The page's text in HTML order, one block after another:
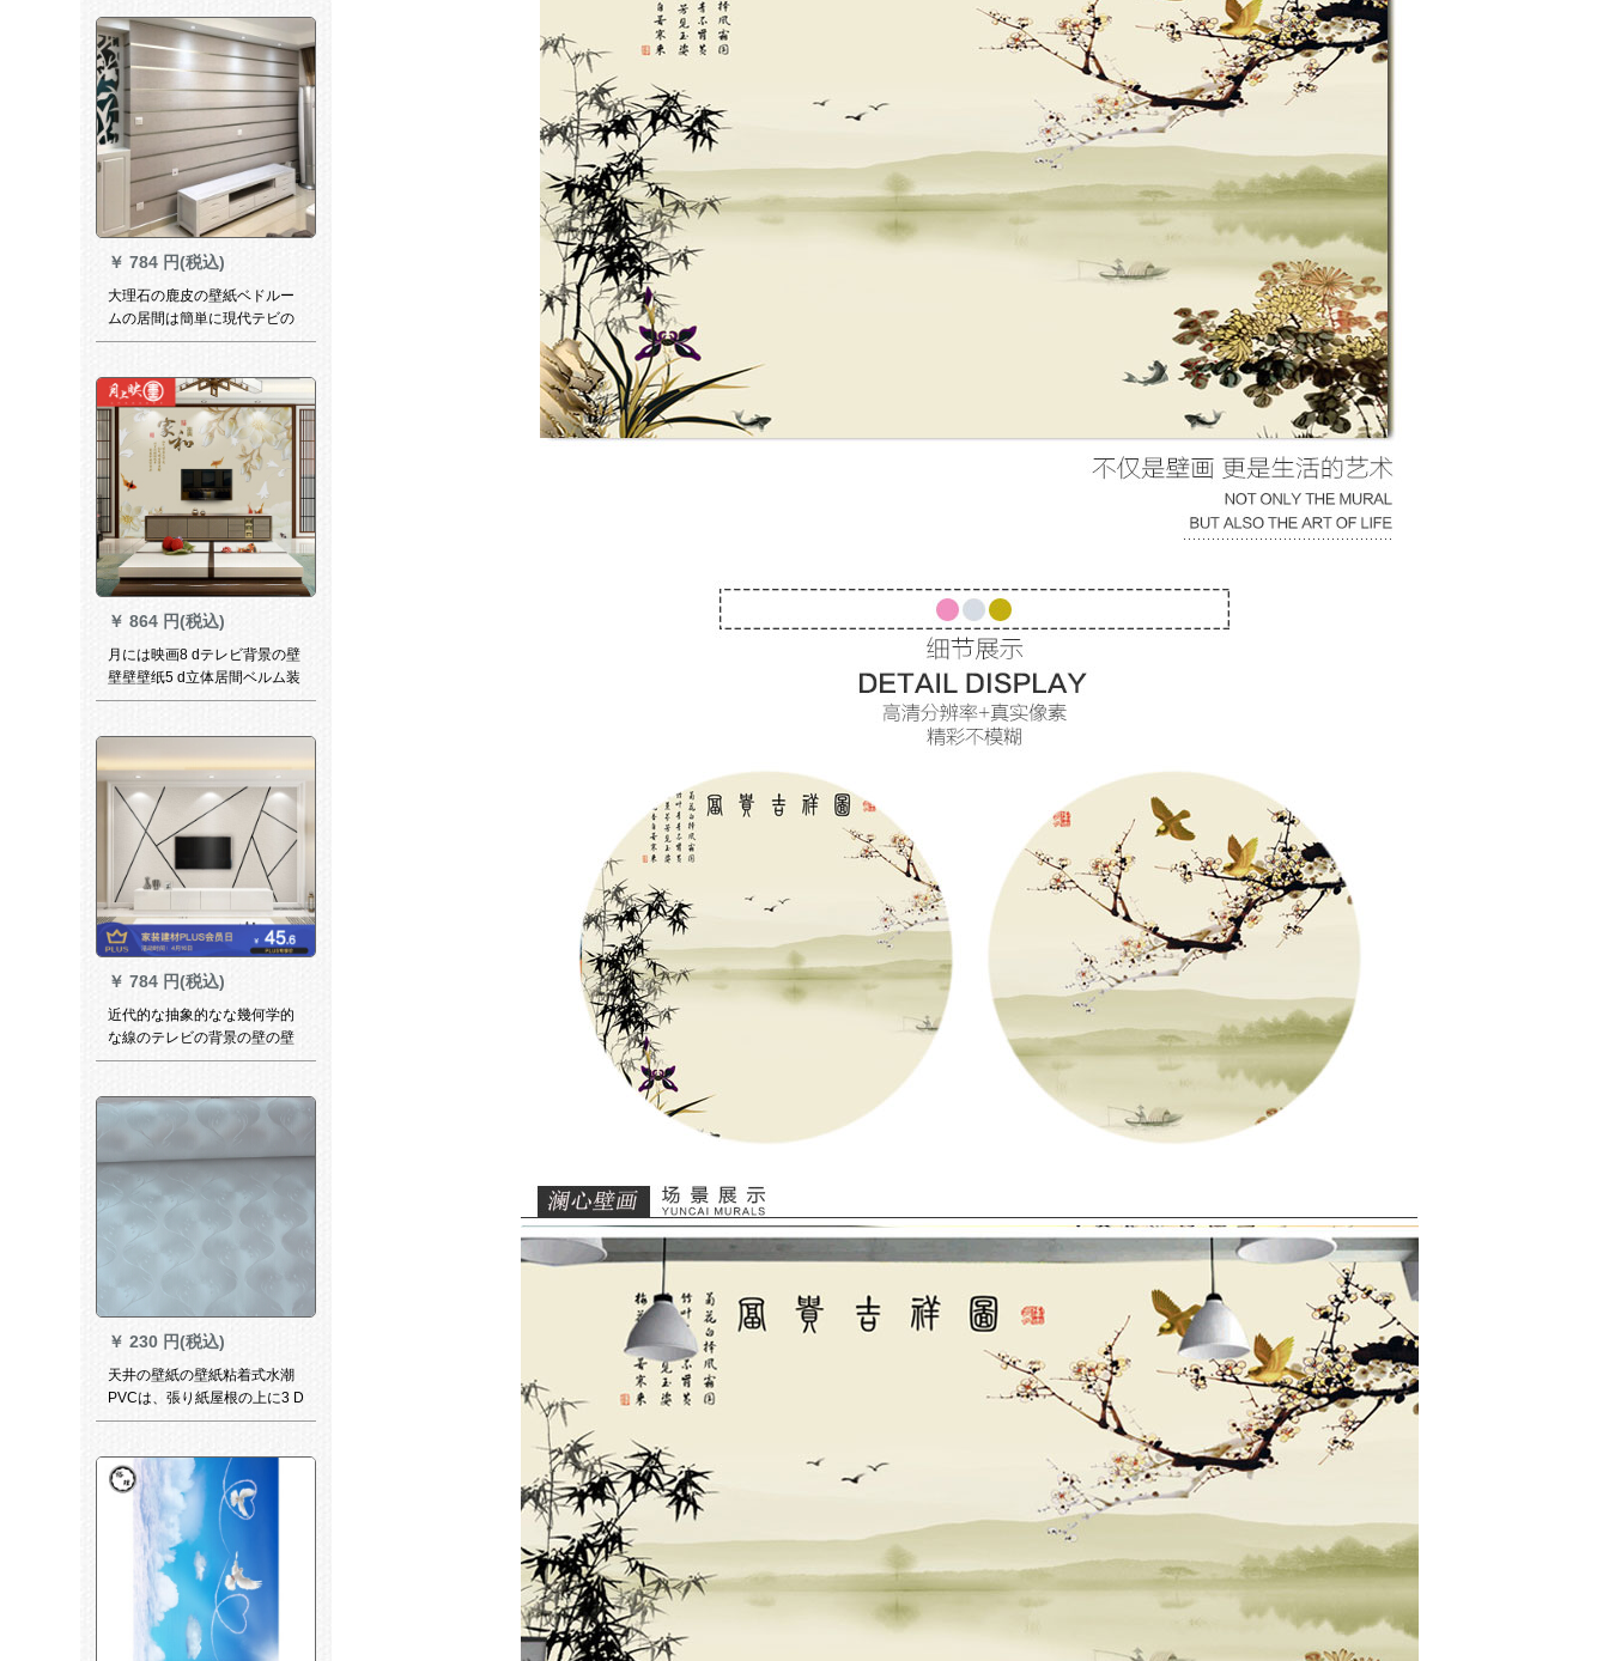
￥ 784 円(税込)
大理石の鹿皮の壁紙ベドルー
ムの居間は簡単に現代テビの
背景の壁紙の横断幕の縞の壁
￥ 864 円(税込)
月には映画8 dテレビ背景の壁
壁壁壁纸5 d立体居間ベルム装
饰现代単な中国式映画壁纸大
シエル/108元1平方
￥ 784 円(税込)
近代的な抽象的なな幾何学的
な線のテレビの背景の壁の壁
紙を簡単に予約します。
￥ 230 円(税込)
天井の壁紙の壁紙粘着式水潮
PVCは、張り紙屋根の上に3 D
立体8903メトルの百花を飾っ